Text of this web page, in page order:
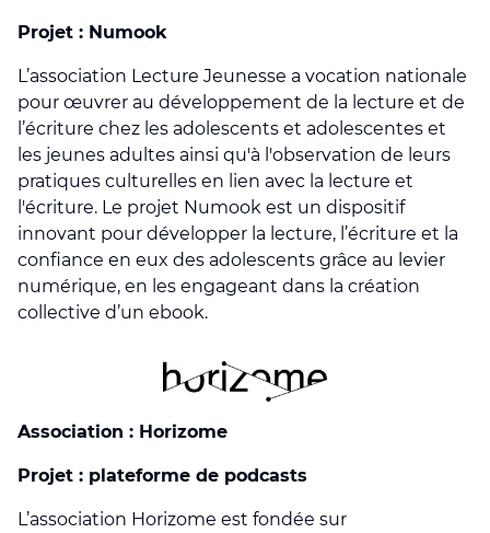
Projet : Numook
L’association Lecture Jeunesse a vocation nationale
pour œuvrer au développement de la lecture et de
l’écriture chez les adolescents et adolescentes et
les jeunes adultes ainsi qu'à l'observation de leurs
pratiques culturelles en lien avec la lecture et
l'écriture. Le projet Numook est un dispositif
innovant pour développer la lecture, l’écriture et la
confiance en eux des adolescents grâce au levier
numérique, en les engageant dans la création
collective d’un ebook.
Association : Horizome
Projet : plateforme de podcasts
L’association Horizome est fondée sur